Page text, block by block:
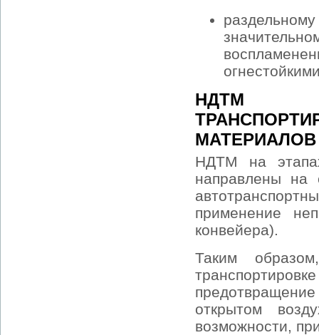
НДТМ
МАТЕРИАЛОВ
НДТМ на этапах
направлены на
применение
конвейера).
Таким
открытом
возможности,